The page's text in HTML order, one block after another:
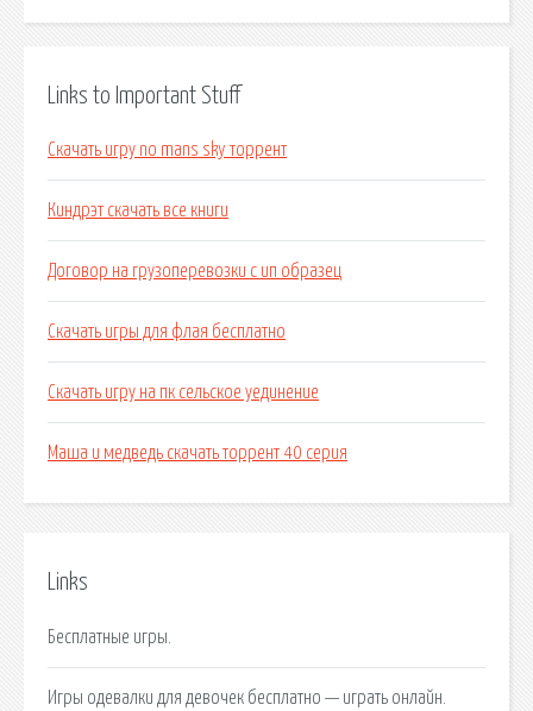
Links to Important Stuff
Скачать игру no mans sky торрент
Киндрэт скачать все книги
Договор на грузоперевозки с ип образец
Скачать игры для флая бесплатно
Скачать игру на пк сельское уединение
Маша и медведь скачать торрент 40 серия
Links
Бесплатные игры.
Игры одевалки для девочек бесплатно — играть онлайн.